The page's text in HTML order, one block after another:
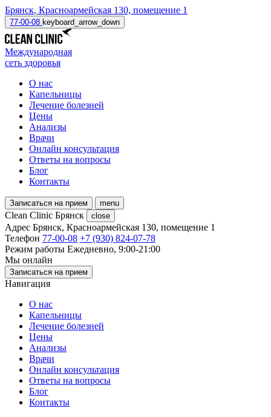
Брянск, Красноармейская 130, помещение 1
77-00-08 keyboard_arrow_down
Международная
сеть здоровья
О нас
Капельницы
Лечение болезней
Цены
Анализы
Врачи
Онлайн консультация
Ответы на вопросы
Блог
Контакты
Записаться на прием menu
Clean Clinic Брянск close
Адрес Брянск, Красноармейская 130, помещение 1
Телефон 77-00-08 +7 (930) 824-07-78
Режим работы Ежедневно, 9:00-21:00
Мы онлайн
Записаться на прием
Навигация
О нас
Капельницы
Лечение болезней
Цены
Анализы
Врачи
Онлайн консультация
Ответы на вопросы
Блог
Контакты